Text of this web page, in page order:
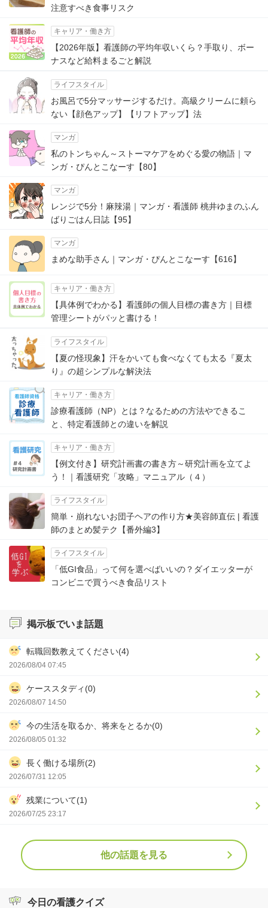
注意すべき食事リスク
キャリア・働き方
【2026年版】看護師の平均年収いくら？手取り、ボー
ナスなど給料まるごと解説
ライフスタイル
お風呂で5分マッサージするだけ。高級クリームに頼ら
ない【顔色アップ】【リフトアップ】法
マンガ
私のトンちゃん～ストーマケアをめぐる愛の物語｜マ
ンガ・ぴんとこなーす【80】
マンガ
レンジで5分！麻辣湯｜マンガ・看護師 桃井ゆまのふん
ばりごはん日誌【95】
マンガ
まめな助手さん｜マンガ・ぴんとこなーす【616】
キャリア・働き方
【具体例でわかる】看護師の個人目標の書き方｜目標
管理シートがパッと書ける！
ライフスタイル
【夏の怪現象】汗をかいても食べなくても太る『夏太
り』の超シンプルな解決法
キャリア・働き方
診療看護師（NP）とは？なるための方法やできるこ
と、特定看護師との違いを解説
キャリア・働き方
【例文付き】研究計画書の書き方～研究計画を立てよ
う！｜看護研究「攻略」マニュアル（４）
ライフスタイル
簡単・崩れないお団子ヘアの作り方★美容師直伝 | 看護
師のまとめ髪テク【番外編3】
ライフスタイル
「低GI食品」って何を選べばいいの？ダイエッターが
コンビニで買うべき食品リスト
掲示板でいま話題
転職回数教えてください(4)
2026/08/04 07:45
ケーススタディ(0)
2026/08/07 14:50
今の生活を取るか、将来をとるか(0)
2026/08/05 01:32
長く働ける場所(2)
2026/07/31 12:05
残業について(1)
2026/07/25 23:17
他の話題を見る
今日の看護クイズ